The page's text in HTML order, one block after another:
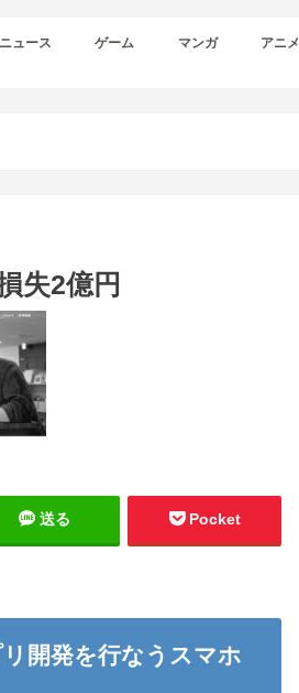
ニュース ゲーム マンガ アニメ
失2億円
送る Pocket
開発を行なうスマホ